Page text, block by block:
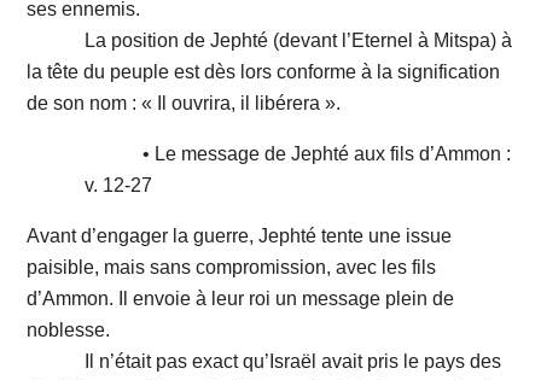
ses ennemis.
La position de Jephté (devant l’Eternel à Mitspa) à
la tête du peuple est dès lors conforme à la signification
de son nom : « Il ouvrira, il libérera ».
• Le message de Jephté aux fils d’Ammon :
v. 12-27
Avant d’engager la guerre, Jephté tente une issue
paisible, mais sans compromission, avec les fils
d’Ammon. Il envoie à leur roi un message plein de
noblesse.
Il n’était pas exact qu’Israël avait pris le pays des